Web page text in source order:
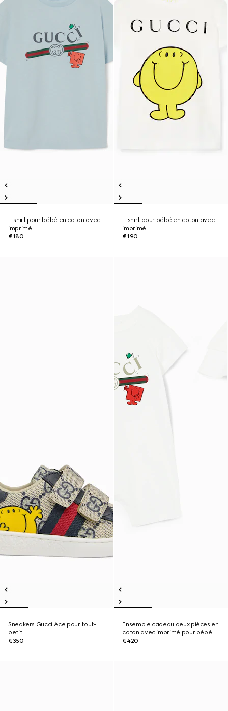
T-shirt pour bébé en coton avec
imprimé
€180
T-shirt pour bébé en coton avec
imprimé
€190
Sneakers Gucci Ace pour tout-
petit
€350
Ensemble cadeau deux pièces en
coton avec imprimé pour bébé
€420